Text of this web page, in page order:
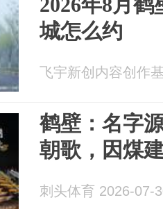
城怎么约
飞宇新创内容创作
鹤壁：名字
朝歌，因煤
刺头体育 2026-07-